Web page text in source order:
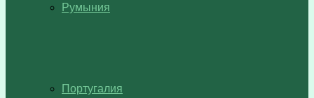
Румыния
Португалия